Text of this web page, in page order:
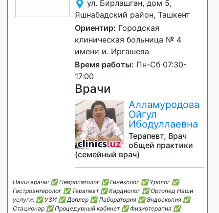
ул. Бирлашган, дом 5,
Яшнабадский район, Ташкент
Ориентир: Городская
клиническая больница № 4
имени и. Иргашева
Время работы: Пн-Сб 07:30-
17:00
Врачи
Алламуродова
Ойгул
Ибодуллаевна
Терапевт, Врач
общей практики
(семейный врач)
Наши врачи: ✅ Невропатолог ✅ Гинеколог ✅ Уролог ✅
Гастроэнтеролог ✅ Терапевт ✅ Кардиолог ✅ Ортопед Наши
услуги: ✅ УЗИ ✅ Доплер ✅ Лаборатория ✅ Эндоскопия ✅
Стационар ✅ Процедурный кабинет ✅ Физиотерапия ✅